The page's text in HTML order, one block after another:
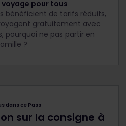
pour tous
bénéficient de tarifs réduits,
gratuitement avec
pourquoi ne pas partir en
?
dans ce Pass
sur la consigne à